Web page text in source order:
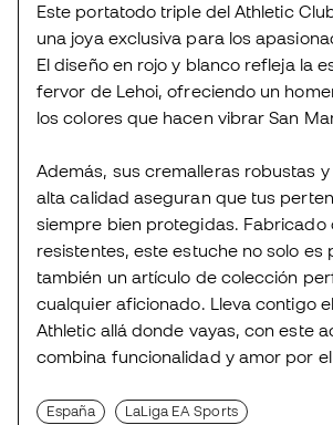
Este portatodo triple del Athletic
una joya exclusiva para los
El diseño en rojo y blanco refleja la
fervor de Lehoi, ofreciendo un
los colores que hacen vibrar San
Además, sus cremalleras robustas
alta calidad aseguran que tus
siempre bien protegidas. Fabricado
resistentes, este estuche no solo es
también un artículo de colección
cualquier aficionado. Lleva contigo
Athletic allá donde vayas, con este
combina funcionalidad y amor por
España LaLiga EA Sports